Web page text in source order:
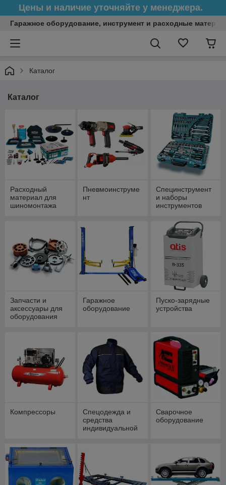
Цены и наличие уточняйте у менеджера.
Гаражное оборудование, инструмент и расходные
Каталог
Каталог
Расходный
материал для
шиномонтажа
Пневмоинструме
нт
Специнструмент
и наборы
инструментов
Запчасти и
аксессуары для
оборудования
Гаражное
оборудование
Пуско-зарядные
устройства
Компрессоры
Спецодежда и
средства
индивидуальной
Сварочное
оборудование